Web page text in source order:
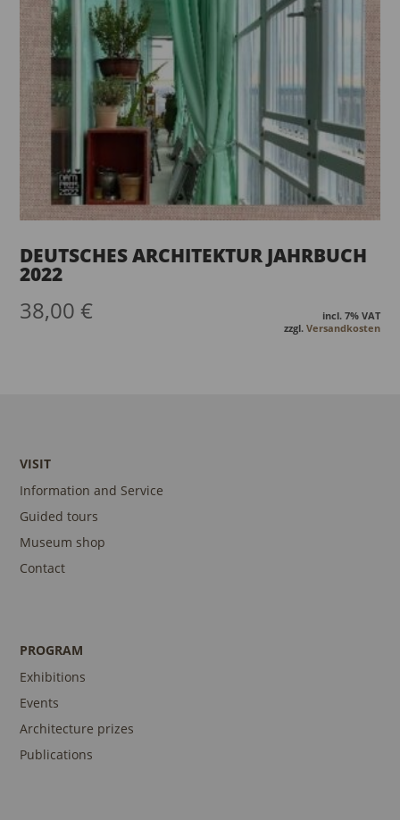
DEUTSCHES ARCHITEKTUR JAHRBUCH
2022
38,00€
incl. 7% VAT
zzgl. Versandkosten
VISIT
Information and Service
Guided tours
Museum shop
Contact
PROGRAM
Exhibitions
Events
Architecture prizes
Publications